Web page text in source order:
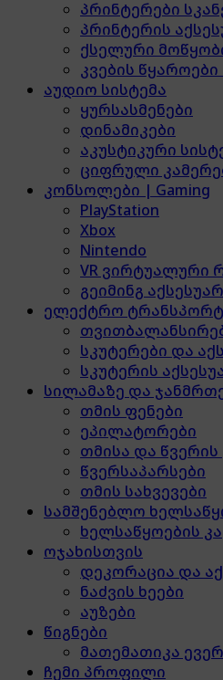
პრინტერები
პრინტერის
ქსელური
კვების წყაროები
აუდიო სისტემა
ყურსასმენები
დინამიკები
აკუსტიკური
ციფრული
კონსოლები | Gaming
PlayStation
Xbox
Nintendo
VR ვირტუალური
გეიმინგ
ელექტრო
სკუტერები და
სკუტერის
სილამაზე და
თმის ფენები
ეპილატორები
თმისა და
წვერსაპარსები
თმის სახვევები
სამშენებლო
ხელსაწყოების
ოჯახისთვის
დეკორაცია და
ნაძვის ხეები
აუზები
წიგნები
მათემათიკა
ჩემი პროფილი